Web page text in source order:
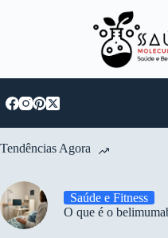
Tendências Agora
Saúde e Fitness
O que é o